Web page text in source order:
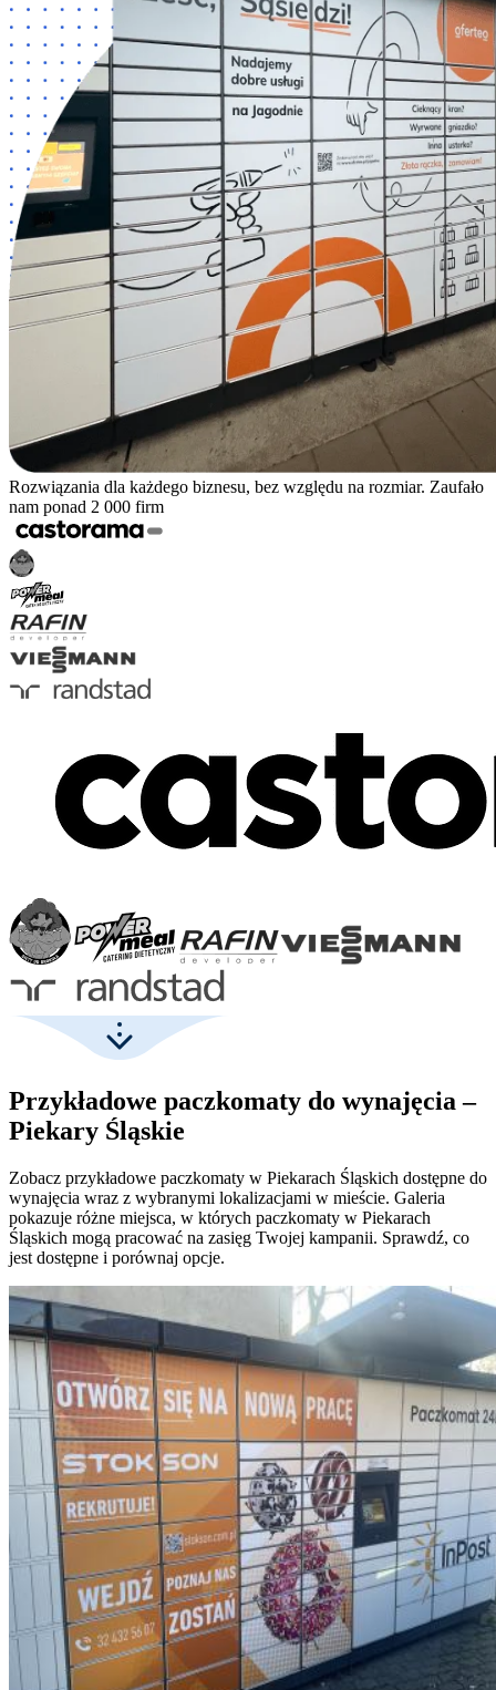
Rozwiązania dla każdego biznesu, bez względu na rozmiar. Zaufało
nam ponad 2 000 firm
Przykładowe paczkomaty do wynajęcia –
Piekary Śląskie
Zobacz przykładowe paczkomaty w Piekarach Śląskich dostępne do
wynajęcia wraz z wybranymi lokalizacjami w mieście. Galeria
pokazuje różne miejsca, w których paczkomaty w Piekarach
Śląskich mogą pracować na zasięg Twojej kampanii. Sprawdź, co
jest dostępne i porównaj opcje.